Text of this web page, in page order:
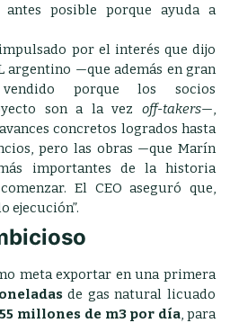
posible porque ayuda a
por el interés que dijo
argentino —que además en gran
porque los socios
son a la vez off-takers—,
concretos logrados hasta
pero las obras —que Marín
importantes de la historia
El CEO aseguró que,
ejecución”.
meta exportar en una primera
de gas natural licuado
55 millones de m3 por día, para